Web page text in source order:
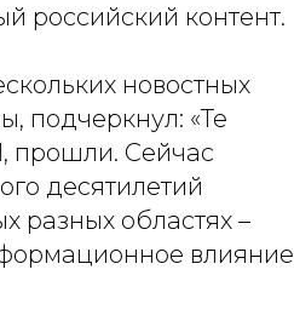
российский контент.
новостных
подчеркнул: «Те
прошли. Сейчас
десятилетий
разных областях –
влияние